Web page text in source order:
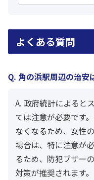
よくある質問
Q. 角の浜駅周辺の治安
A. 政府統計によると
ては注意が必要です
なくなるため、女性
場合は、特に注意が
るため、防犯ブザー
対策が推奨されます